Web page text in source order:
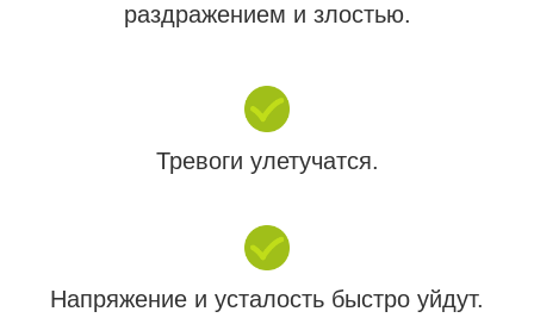
раздражением и злостью.
Тревоги улетучатся.
Напряжение и усталость быстро уйдут.